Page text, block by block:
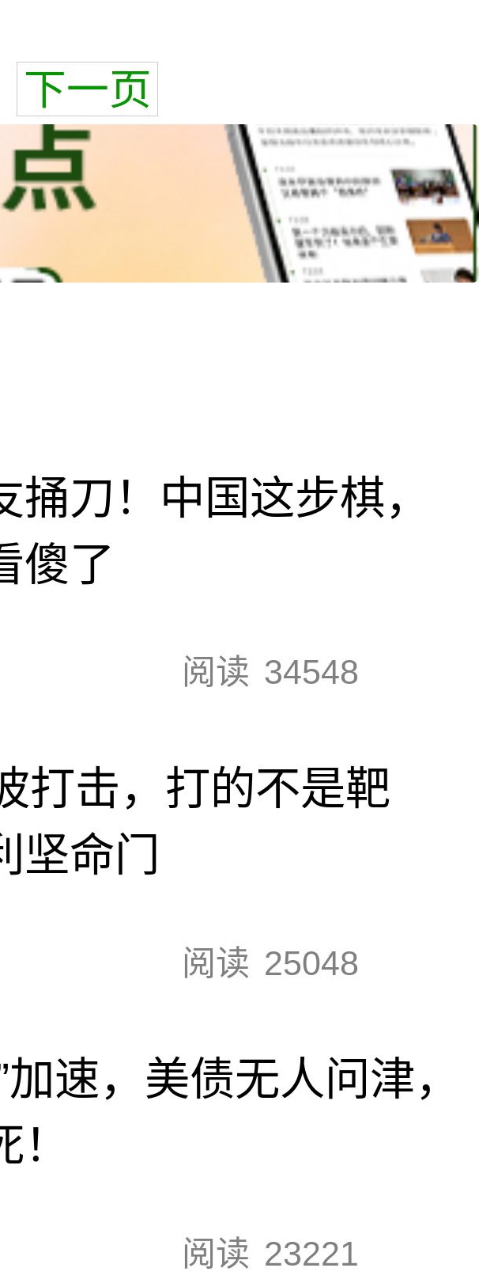
下一页
捅刀！中国这步棋，
傻了
阅读 34548
打击，打的不是靶
坚命门
阅读 25048
加速，美债无人问津，
阅读 23221